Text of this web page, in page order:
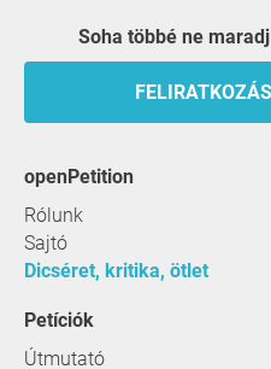
Soha többé ne
openPetition
Rólunk
Sajtó
Dicséret, kritika, ötlet
Petíciók
Útmutató